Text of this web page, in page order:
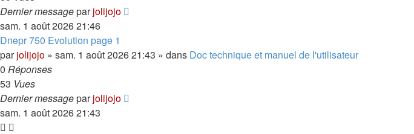
Dernier messageparjolijojo
sam. 1 août 2026 21:46
Dnepr 750 Evolution page 1
parjolijojo » sam. 1 août 2026 21:43 » dans Doc technique et manuel de l'utilisateur
0 Réponses
53 Vues
Dernier messageparjolijojo
sam. 1 août 2026 21:43